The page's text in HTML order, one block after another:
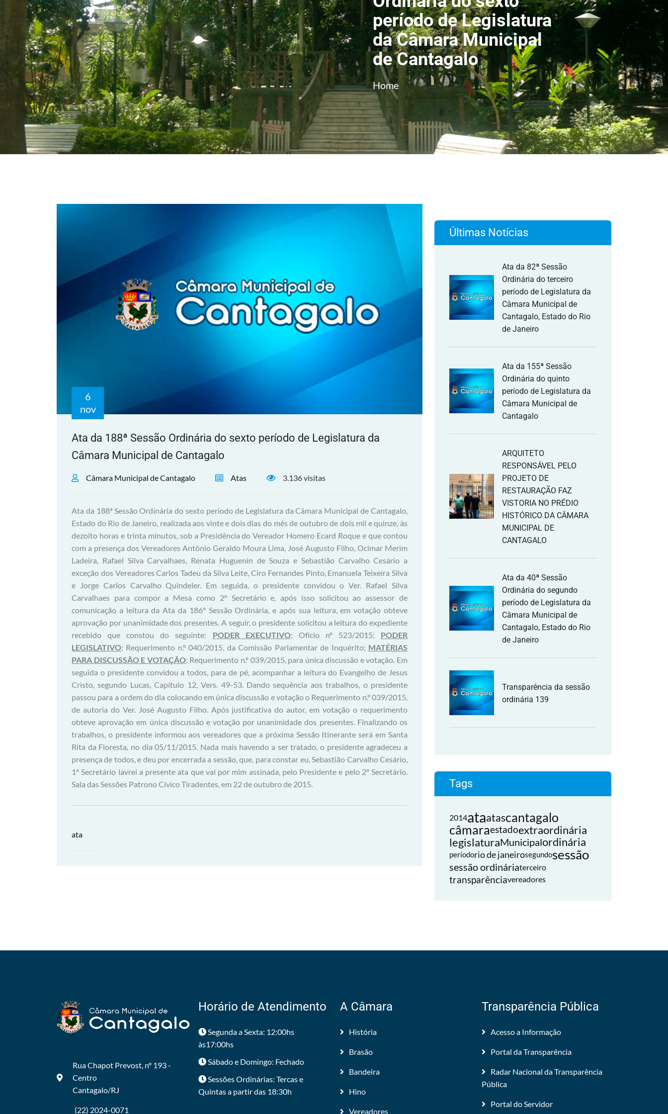
período de Legislatura
da Câmara Municipal
de Cantagalo
Home
6
nov
Ata da 188ª Sessão Ordinária do sexto período de Legislatura da
Câmara Municipal de Cantagalo
Câmara Municipal de Cantagalo Atas 3.136 visitas
Ata da 188ª Sessão Ordinária do sexto período de Legislatura da Câmara Municipal de Cantagalo,
Estado do Rio de Janeiro, realizada aos vinte e dois dias do mês de outubro de dois mil e quinze, às
dezoito horas e trinta minutos, sob a Presidência do Vereador Homero Ecard Roque e que contou
com a presença dos Vereadores Antônio Geraldo Moura Lima, José Augusto Filho, Ocimar Merim
Ladeira, Rafael Silva Carvalhaes, Renata Huguenin de Souza e Sebastião Carvalho Cesário a
exceção dos Vereadores Carlos Tadeu da Silva Leite, Ciro Fernandes Pinto, Emanuela Teixeira Silva
e Jorge Carlos Carvalho Quindeler. Em seguida, o presidente convidou o Ver. Rafael Silva
Carvalhaes para compor a Mesa como 2º Secretário e, após isso solicitou ao assessor de
comunicação a leitura da Ata da 186º Sessão Ordinária, e após sua leitura, em votação obteve
aprovação por unanimidade dos presentes. A seguir, o presidente solicitou a leitura do expediente
recebido que constou do seguinte: PODER EXECUTIVO: Ofício nº 523/2015; PODER
LEGISLATIVO: Requerimento n.º 040/2015, da Comissão Parlamentar de Inquérito; MATÉRIAS
PARA DISCUSSÃO E VOTAÇÃO: Requerimento n.º 039/2015, para única discussão e votação. Em
seguida o presidente convidou a todos, para de pé, acompanhar a leitura do Evangelho de Jesus
Cristo, segundo Lucas, Capítulo 12, Vers. 49-53. Dando sequência aos trabalhos, o presidente
passou para a ordem do dia colocando em única discussão e votação o Requerimento n.º 039/2015,
de autoria do Ver. José Augusto Filho. Após justificativa do autor, em votação o requerimento
obteve aprovação em única discussão e votação por unanimidade dos presentes. Finalizando os
trabalhos, o presidente informou aos vereadores que a próxima Sessão Itinerante será em Santa
Rita da Floresta, no dia 05/11/2015. Nada mais havendo a ser tratado, o presidente agradeceu a
presença de todos, e deu por encerrada a sessão, que, para constar eu, Sebastião Carvalho Cesário,
1º Secretário lavrei a presente ata que vai por mim assinada, pelo Presidente e pelo 2º Secretário.
Sala das Sessões Patrono Cívico Tiradentes, em 22 de outubro de 2015.
ata
Últimas Notícias
Ata da 82ª Sessão
Ordinária do terceiro
período de Legislatura da
Câmara Municipal de
Cantagalo, Estado do Rio
de Janeiro
Ata da 155ª Sessão
Ordinária do quinto
período de Legislatura da
Câmara Municipal de
Cantagalo
ARQUITETO
RESPONSÁVEL PELO
PROJETO DE
RESTAURAÇÃO FAZ
VISTORIA NO PRÉDIO
HISTÓRICO DA CÂMARA
MUNICIPAL DE
CANTAGALO
Ata da 40ª Sessão
Ordinária do segundo
período de Legislatura da
Câmara Municipal de
Cantagalo, Estado do Rio
de Janeiro
Transparência da sessão
ordinária 139
Tags
2014ataatascantagalo
câmaraestadoextraordinária
legislaturaMunicipalordinária
períodorio de janeirosegundosessão
sessão ordináriaterceiro
transparênciavereadores
Rua Chapot Prevost, nº 193 -
Centro
Cantagalo/RJ
(22) 2024-0071
Horário de Atendimento
Segunda a Sexta: 12:00hs
às17:00hs
Sábado e Domingo: Fechado
Sessões Ordinárias: Tercas e
Quintas a partir das 18:30h
A Câmara
História
Brasão
Bandeira
Hino
Vereadores
Transparência Pública
Acesso a Informação
Portal da Transparência
Radar Nacional da Transparência
Pública
Portal do Servidor